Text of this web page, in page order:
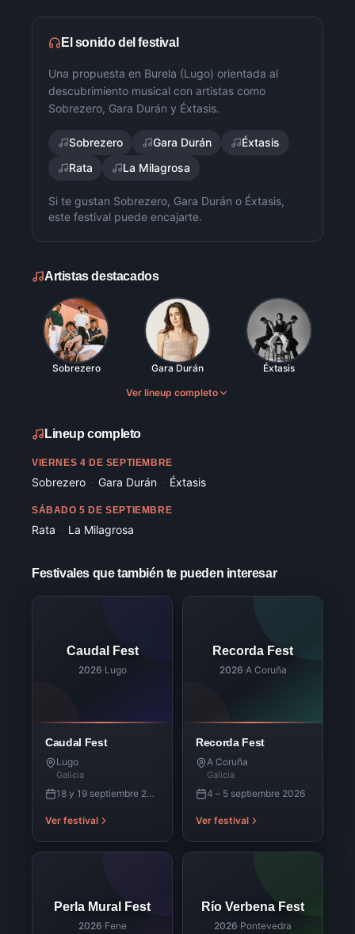
El sonido del festival
Una propuesta en Burela (Lugo) orientada al
descubrimiento musical con artistas como
Sobrezero, Gara Durán y Éxtasis.
Sobrezero Gara Durán
Éxtasis
Rata
La Milagrosa
Si te gustan Sobrezero, Gara Durán o Éxtasis,
este festival puede encajarte.
Artistas destacados
Sobrezero Gara Durán Éxtasis
Ver lineup completo
Lineup completo
VIERNES 4 DE SEPTIEMBRE
Sobrezero · Gara Durán · Éxtasis
SÁBADO 5 DE SEPTIEMBRE
Rata · La Milagrosa
Festivales que también te pueden interesar
Caudal Fest
2026·Lugo
Caudal Fest
Lugo
Galicia
18 y 19 septiembre 2026
Ver festival
Recorda Fest
2026·A Coruña
Recorda Fest
A Coruña
Galicia
4 – 5 septiembre 2026
Ver festival
Perla Mural Fest
2026·Fene
Río Verbena Fest
2026·Pontevedra